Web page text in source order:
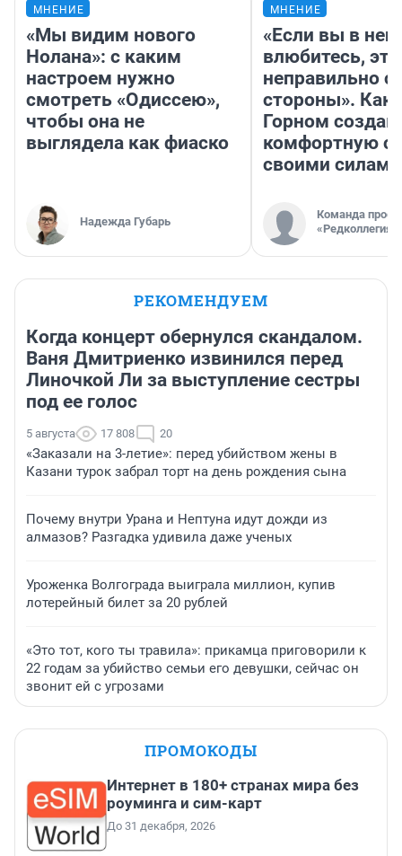
МНЕНИЕ
«Мы видим нового
Нолана»: с каким
настроем нужно
смотреть «Одиссею»,
чтобы она не
выглядела как фиаско
Надежда Губарь
МНЕНИЕ
«Если вы в
влюбитесь,
неправильно с
стороны». Как
Горном
комфортную
своими силами
Команда
«Редколлегия»
РЕКОМЕНДУЕМ
Когда концерт обернулся скандалом.
Ваня Дмитриенко извинился перед
Линочкой Ли за выступление сестры
под ее голос
5 августа 17 808 20
«Заказали на 3-летие»: перед убийством жены в
Казани турок забрал торт на день рождения сына
Почему внутри Урана и Нептуна идут дожди из
алмазов? Разгадка удивила даже ученых
Уроженка Волгограда выиграла миллион, купив
лотерейный билет за 20 рублей
«Это тот, кого ты травила»: прикамца приговорили к
22 годам за убийство семьи его девушки, сейчас он
звонит ей с угрозами
ПРОМОКОДЫ
Интернет в 180+ странах мира без
роуминга и сим-карт
До 31 декабря, 2026